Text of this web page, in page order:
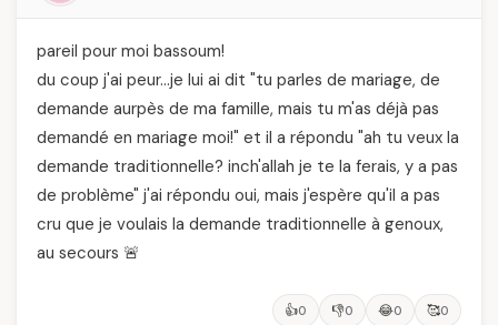
pareil pour moi bassoum!
du coup j'ai peur…je lui ai dit "tu parles de mariage, de
demande aurpès de ma famille, mais tu m'as déjà pas
demandé en mariage moi!" et il a répondu "ah tu veux la
demande traditionnelle? inch'allah je te la ferais, y a pas
de problème" j'ai répondu oui, mais j'espère qu'il a pas
cru que je voulais la demande traditionnelle à genoux,
au secours 🚨
👍0 👎0 😂0 🥰0